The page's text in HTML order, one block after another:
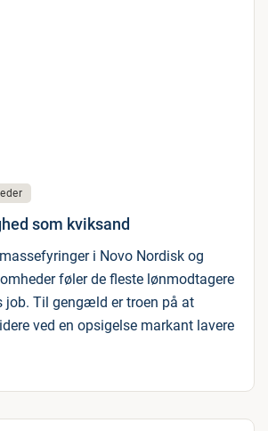
som kviksand
i Novo Nordisk og
føler de fleste lønmodtagere
job. Til gengæld er troen på at
ved en opsigelse markant lavere